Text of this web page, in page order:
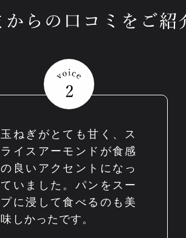
玉ねぎがとても甘く、ス
ライスアーモンドが食感
の良いアクセントになっ
ていました。パンをスー
プに浸して食べるのも美
味しかったです。